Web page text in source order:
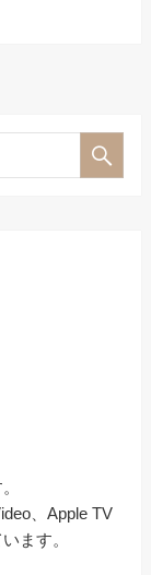
、Apple TV
ます。